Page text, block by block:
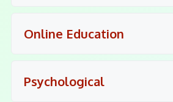
Online Education
Psychological